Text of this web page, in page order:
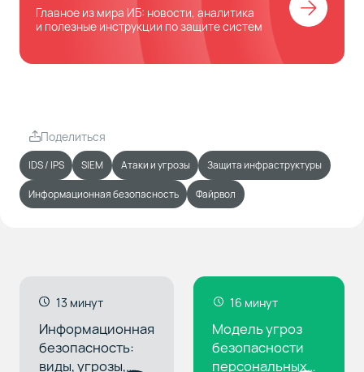
Главное из мира ИБ: новости, аналитика
и полезные инструкции по защите систем
Поделиться
IDS / IPS SIEM Атаки и угрозы Защита инфраструктуры
Информационная безопасность Файрвол
13 минут
Информационная
безопасность:
виды, угрозы,
16 минут
Модель угроз
безопасности
персональных